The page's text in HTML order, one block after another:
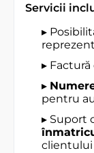
Servicii
▸
▸ Factură
▸
pentru
▸ Suport
clientului